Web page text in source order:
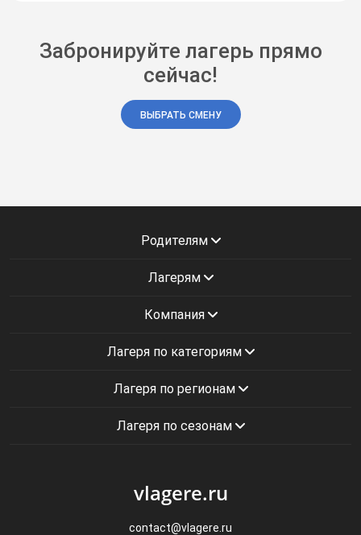
Забронируйте лагерь прямо
сейчас!
ВЫБРАТЬ СМЕНУ
Родителям
Лагерям
Компания
Лагеря по категориям
Лагеря по регионам
Лагеря по сезонам
vlagere.ru
contact@vlagere.ru